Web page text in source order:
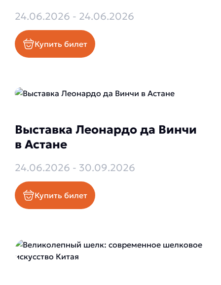
24.06.2026 - 24.06.2026
Купить билет
Выставка Леонардо да Винчи
в Астане
24.06.2026 - 30.09.2026
Купить билет